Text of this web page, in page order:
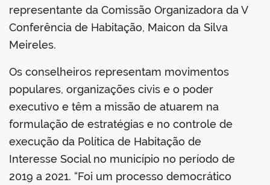
representante da Comissão Organizadora da V
Conferência de Habitação, Maicon da Silva
Meireles.
Os conselheiros representam movimentos
populares, organizações civis e o poder
executivo e têm a missão de atuarem na
formulação de estratégias e no controle de
execução da Política de Habitação de
Interesse Social no município no período de
2019 a 2021. “Foi um processo democrático